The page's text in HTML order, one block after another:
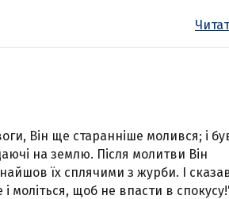
Він ще старанніше молився; і
на землю. Після молитви Він
їх сплячими з журби. І
моліться, щоб не впасти в